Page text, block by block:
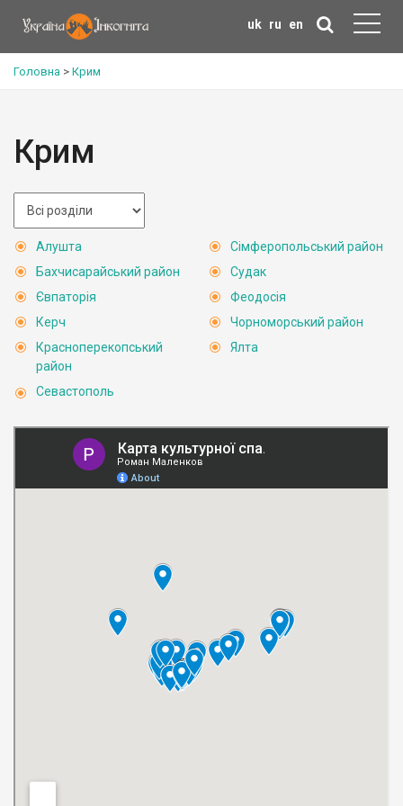
uk ru en
Головна > Крим
Крим
Алушта
Бахчисарайський район
Євпаторія
Керч
Красноперекопський
район
Севастополь
Сімферопольський район
Судак
Феодосія
Чорноморський район
Ялта